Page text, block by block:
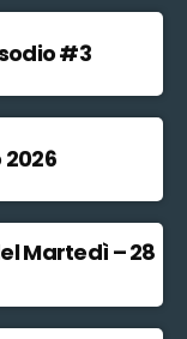
#3
Martedì – 28